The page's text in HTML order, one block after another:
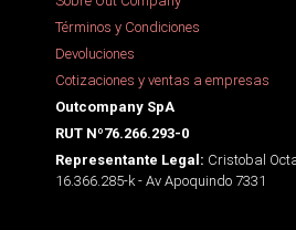
Términos y Condiciones
Devoluciones
Cotizaciones y ventas a empresas
Outcompany SpA
RUT Nº76.266.293-0
Representante Legal: Cristobal
16.366.285-k - Av Apoquindo 7331